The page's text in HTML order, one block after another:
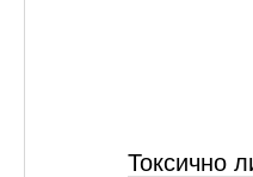
Токсично